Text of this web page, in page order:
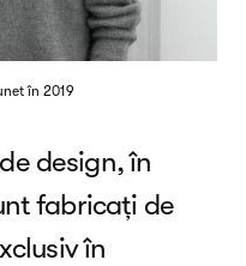
în 2019
design, în
fabricați de
în